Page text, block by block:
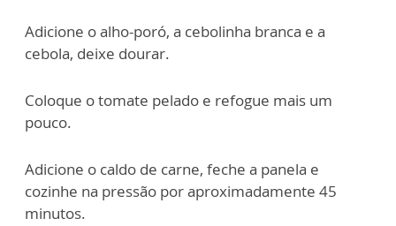
Adicione o alho-poró, a cebolinha branca e a
cebola, deixe dourar.
Coloque o tomate pelado e refogue mais um
pouco.
Adicione o caldo de carne, feche a panela e
cozinhe na pressão por aproximadamente 45
minutos.